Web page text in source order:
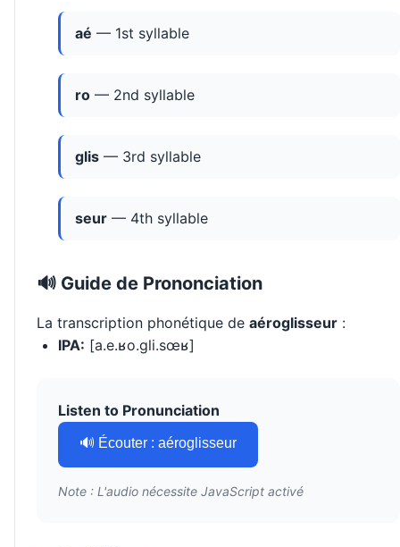
aé — 1st syllable
ro — 2nd syllable
glis — 3rd syllable
seur — 4th syllable
🔊 Guide de Prononciation
La transcription phonétique de aéroglisseur :
IPA: [a.e.ʁo.ɡli.sœʁ]
Listen to Pronunciation
🔊 Écouter : aéroglisseur
Note : L'audio nécessite JavaScript activé